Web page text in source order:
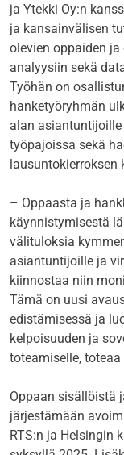
ja Ytekki Oy:n
ja kansainvälisen
olevien oppaiden
analyysiin sekä
Työhän on
hanketyöryhmän
alan
työpajoissa sekä
lausuntokierroksen
– Oppaasta ja
käynnistymisestä
välituloksia
asiantuntijoille ja
kiinnostaa niin
Tämä on uusi
edistämisessä ja
kelpoisuuden ja
toteamiselle, toteaa
Oppaan sisällöistä
järjestämään
RTS:n ja Helsingin